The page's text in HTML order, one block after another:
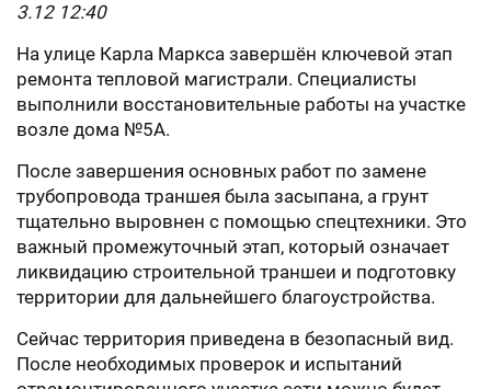
3.12 12:40
На улице Карла Маркса завершён ключевой этап
ремонта тепловой магистрали. Специалисты
выполнили восстановительные работы на участке
возле дома №5А.
После завершения основных работ по замене
трубопровода траншея была засыпана, а грунт
тщательно выровнен с помощью спецтехники. Это
важный промежуточный этап, который означает
ликвидацию строительной траншеи и подготовку
территории для дальнейшего благоустройства.
Сейчас территория приведена в безопасный вид.
После необходимых проверок и испытаний